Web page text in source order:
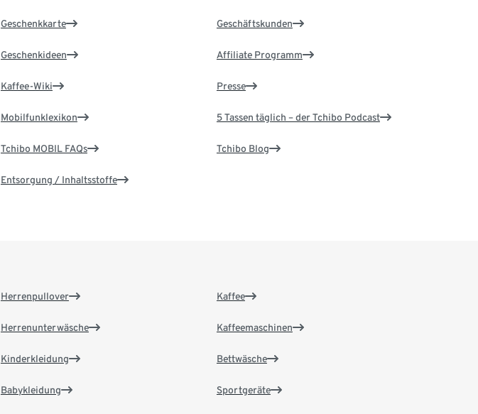
Geschenkkarte
Geschenkideen
Kaffee-Wiki
Mobilfunklexikon
Tchibo MOBIL FAQs
Entsorgung / Inhaltsstoffe
Geschäftskunden
Affiliate Programm
Presse
5 Tassen täglich – der Tchibo Podcast
Tchibo Blog
Herrenpullover
Herrenunterwäsche
Kinderkleidung
Babykleidung
Kaffee
Kaffeemaschinen
Bettwäsche
Sportgeräte